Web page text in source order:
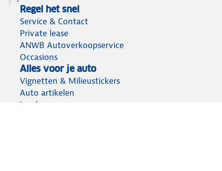
Regel het snel
Service & Contact
Private lease
ANWB Autoverkoopservice
Occasions
Alles voor je auto
Vignetten & Milieustickers
Auto artikelen
Laadpassen